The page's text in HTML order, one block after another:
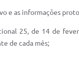
e as informações
25, de 14 de
de cada mês;